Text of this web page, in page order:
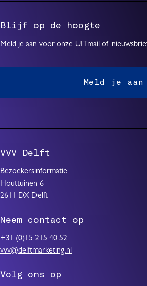
Blijf op de hoogte
Meld je aan voor onze UITmail of
Meld je aan
VVV Delft
Bezoekersinformatie
Houttuinen 6
2611 DX Delft
Neem contact op
+31 (0)15 215 40 52
vvv@delftmarketing.nl
Volg ons op